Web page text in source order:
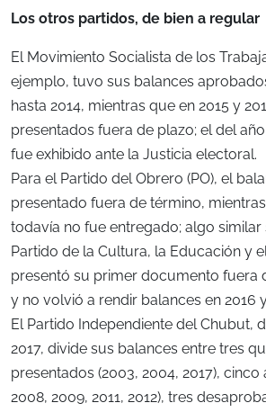
Los otros partidos, de bien a regular
El Movimiento Socialista de los
ejemplo, tuvo sus balances
hasta 2014, mientras que en 2015 y
presentados fuera de plazo; el del
fue exhibido ante la Justicia electoral.
Para el Partido del Obrero (PO), el
presentado fuera de término,
todavía no fue entregado; algo
Partido de la Cultura, la Educación y
presentó su primer documento fuera
y no volvió a rendir balances en 2016
El Partido Independiente del Chubut,
2017, divide sus balances entre tres
presentados (2003, 2004, 2017),
2008, 2009, 2011, 2012), tres